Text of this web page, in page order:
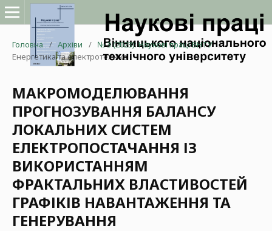
Головна / Архіви / № 3 (2023): Наукові праці ВНТУ /
Енергетика та електротехніка
МАКРОМОДЕЛЮВАННЯ
ПРОГНОЗУВАННЯ БАЛАНСУ
ЛОКАЛЬНИХ СИСТЕМ
ЕЛЕКТРОПОСТАЧАННЯ ІЗ
ВИКОРИСТАННЯМ
ФРАКТАЛЬНИХ ВЛАСТИВОСТЕЙ
ГРАФІКІВ НАВАНТАЖЕННЯ ТА
ГЕНЕРУВАННЯ